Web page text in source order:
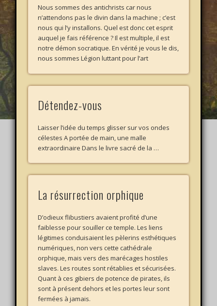
Nous sommes des antichrists car nous
n’attendons pas le divin dans la machine ; c’est
nous qui l’y installons. Quel est donc cet esprit
auquel je fais référence ? Il est multiple, il est
notre démon socratique. En vérité je vous le dis,
nous sommes Légion luttant pour l’art
Détendez-vous
Laisser l’idée du temps glisser sur vos ondes
célestes A portée de main, une malle
extraordinaire Dans le livre sacré de la …
La résurrection orphique
D’odieux flibustiers avaient profité d’une
faiblesse pour souiller ce temple. Les liens
légitimes conduisaient les pèlerins esthétiques
numériques, non vers cette cathédrale
orphique, mais vers des marécages hostiles
slaves. Les routes sont rétablies et sécurisées.
Quant à ces gibiers de potence de pirates, ils
sont à présent dehors et les portes leur sont
fermées à jamais.